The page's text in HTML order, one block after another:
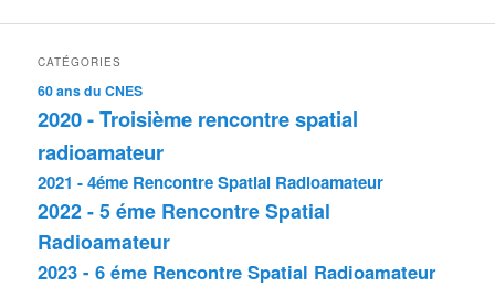
CATÉGORIES
60 ans du CNES
2020 - Troisième rencontre spatial
radioamateur
2021 - 4éme Rencontre Spatial Radioamateur
2022 - 5 éme Rencontre Spatial
Radioamateur
2023 - 6 éme Rencontre Spatial Radioamateur